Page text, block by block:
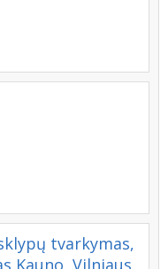
tvarkymas,
Kauno, Vilniaus,